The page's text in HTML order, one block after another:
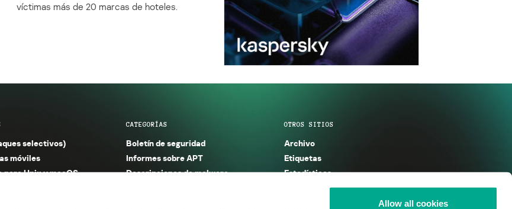
Allow all cookies
víctimas más de 20 marcas de hoteles.
selectivos)
móviles
para Unix y macOS
(IoT)
CATEGORÍAS
Boletín de seguridad
Informes sobre APT
Descripciones de malware
OTROS SITIOS
Archivo
Etiquetas
Estadísticas
Enciclopedia